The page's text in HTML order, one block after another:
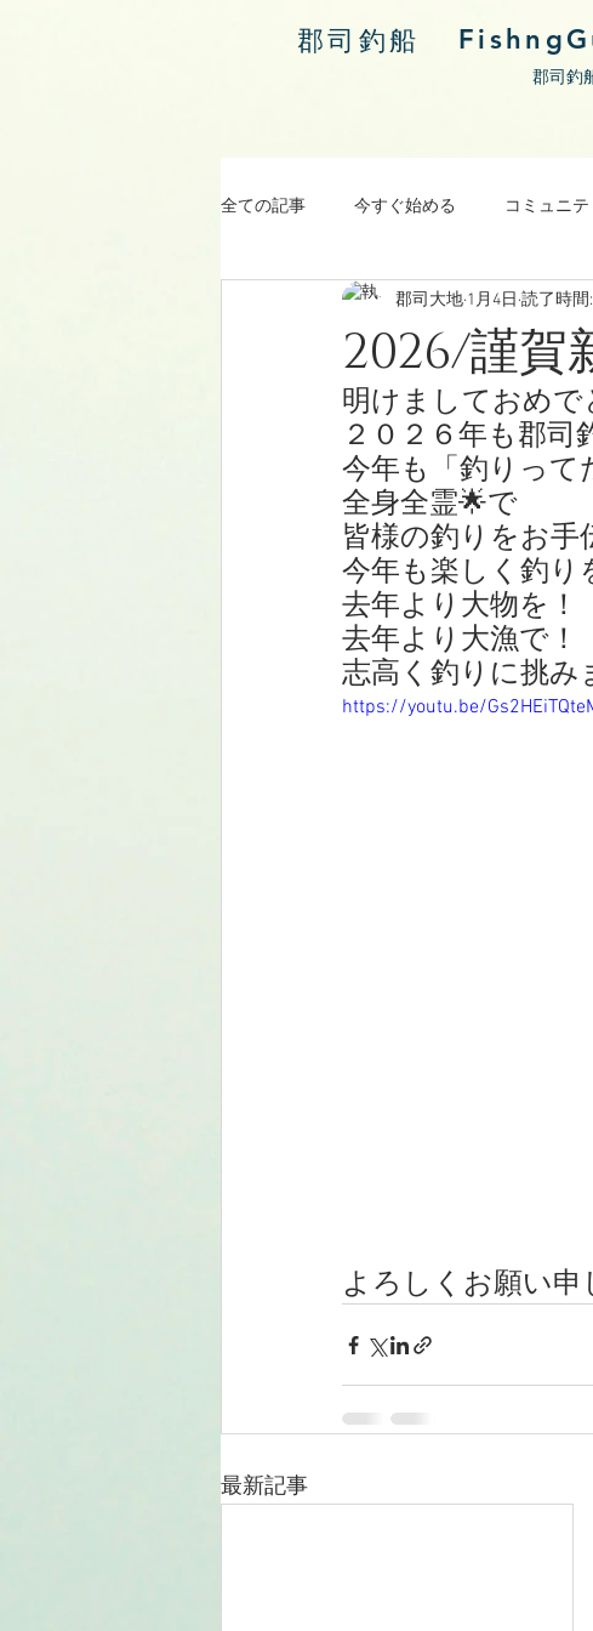
郡司釣船
郡司釣
全ての記事 今すぐ始める コミュニテ
涸沼川釣果報告
2026/謹賀
郡司大地 1月4日 読了時間
明けましておめ
２０２６年も郡司
今年も「釣りって
全身全霊🌟で
皆様の釣りをお手
今年も楽しく釣り
去年より大物を！
去年より大漁で！
志高く釣りに挑み
https://youtu.be/
よろしくお願い申
最新記事